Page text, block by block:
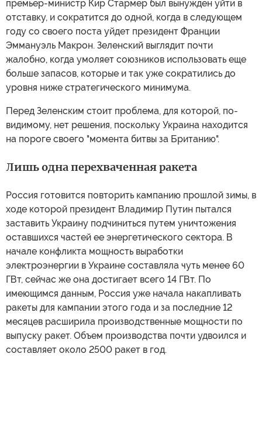
премьер-министр Кир Стармер был вынужден уйти в
отставку, и сократится до одной, когда в следующем
году со своего поста уйдет президент Франции
Эммануэль Макрон. Зеленский выглядит почти
жалобно, когда умоляет союзников использовать еще
больше запасов, которые и так уже сократились до
уровня ниже стратегического минимума.
Перед Зеленским стоит проблема, для которой, по-
видимому, нет решения, поскольку Украина находится
на пороге своего "момента битвы за Британию".
Лишь одна перехваченная ракета
Россия готовится повторить кампанию прошлой зимы, в
ходе которой президент Владимир Путин пытался
заставить Украину подчиниться путем уничтожения
оставшихся частей ее энергетического сектора. В
начале конфликта мощность выработки
электроэнергии в Украине составляла чуть менее 60
ГВт, сейчас же она достигает всего 14 ГВт. По
имеющимся данным, Россия уже начала накапливать
ракеты для кампании этого года и за последние 12
месяцев расширила производственные мощности по
выпуску ракет. Объем производства почти удвоился и
составляет около 2500 ракет в год.